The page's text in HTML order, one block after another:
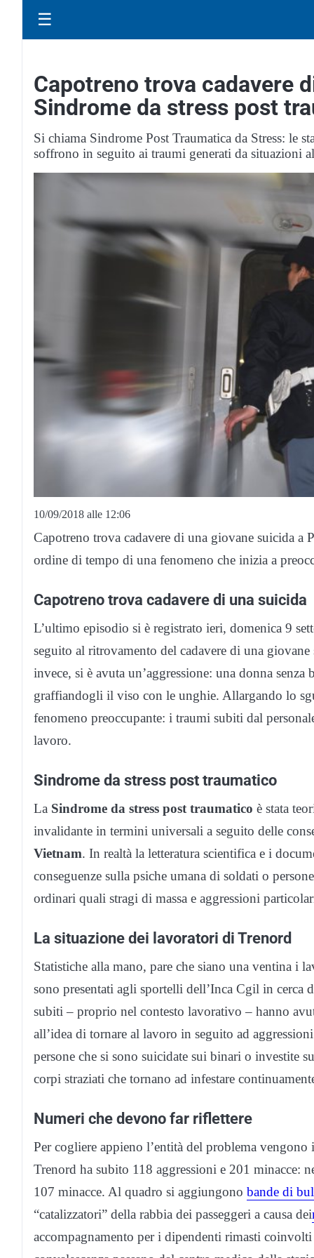
☰
Capotreno trova cadavere
Sindrome da stress post
Si chiama Sindrome Post Traumatica da Stress: le
soffrono in seguito ai traumi generati da situazioni
10/09/2018 alle 12:06
Capotreno trova cadavere di una giovane suicida a
ordine di tempo di una fenomeno che inizia a
Capotreno trova cadavere di una suicida
L’ultimo episodio si è registrato ieri, domenica 9
seguito al ritrovamento del cadavere di una
invece, si è avuta un’aggressione: una donna
graffiandogli il viso con le unghie. Allargando lo
fenomeno preoccupante: i traumi subiti dal
lavoro.
Sindrome da stress post traumatico
La Sindrome da stress post traumatico è stata
invalidante in termini universali a seguito delle
Vietnam. In realtà la letteratura scientifica e i
conseguenze sulla psiche umana di soldati o
ordinari quali stragi di massa e aggressioni
La situazione dei lavoratori di Trenord
Statistiche alla mano, pare che siano una ventina i
sono presentati agli sportelli dell’Inca Cgil in
subiti – proprio nel contesto lavorativo – hanno
all’idea di tornare al lavoro in seguito ad
persone che si sono suicidate sui binari o investite
corpi straziati che tornano ad infestare
Numeri che devono far riflettere
Per cogliere appieno l’entità del problema
Trenord ha subito 118 aggressioni e 201 minacce:
107 minacce. Al quadro si aggiungono bande di
“catalizzatori” della rabbia dei passeggeri a causa dei
accompagnamento per i dipendenti rimasti